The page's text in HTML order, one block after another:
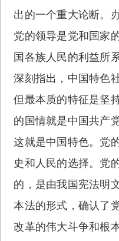
出的一个重大论断。
党的领导是党和国家
国各族人民的利益所
深刻指出，中国特色
但最本质的特征是坚
的国情就是中国共产
这就是中国特色。党
史和人民的选择。党
的，是由我国宪法明
本法的形式，确认了
改革的伟大斗争和根